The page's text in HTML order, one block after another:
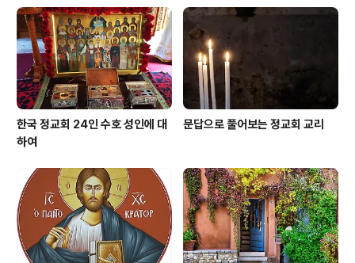
의 얼굴들도 만날 것입니다. 또한 이집트의 성 마카리오스
는 거기에서 똬리를 들고 꿈틀거리는 뱀을 볼 수 있고 당신
의 영혼의 가장 치명적인 곳을 물 수도 있다고 말합니다. 당
신이 지금 이 뱀을 잡아 죽이면 당신은..
한국 정교회 24인 수호 성인에 대
하여
문답으로 풀어보는 정교회 교리